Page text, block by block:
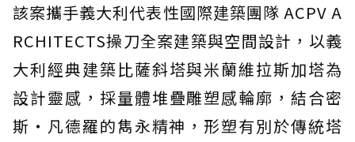
該案攜手義大利代表性國際建築團隊 ACPV A
RCHITECTS操刀全案建築與空間設計，以義
大利經典建築比薩斜塔與米蘭維拉斯加塔為
設計靈感，採量體堆疊雕塑感輪廓，結合密
斯‧凡德羅的雋永精神，形塑有別於傳統塔